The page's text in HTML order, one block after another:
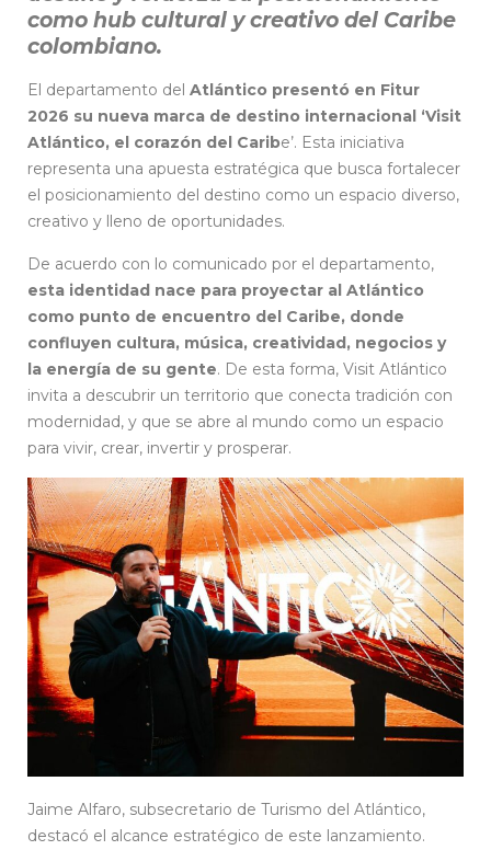
como hub cultural y creativo del Caribe
colombiano.
El departamento del Atlántico presentó en Fitur
2026 su nueva marca de destino internacional ‘Visit
Atlántico, el corazón del Caribe’. Esta iniciativa
representa una apuesta estratégica que busca fortalecer
el posicionamiento del destino como un espacio diverso,
creativo y lleno de oportunidades.
De acuerdo con lo comunicado por el departamento,
esta identidad nace para proyectar al Atlántico
como punto de encuentro del Caribe, donde
confluyen cultura, música, creatividad, negocios y
la energía de su gente. De esta forma, Visit Atlántico
invita a descubrir un territorio que conecta tradición con
modernidad, y que se abre al mundo como un espacio
para vivir, crear, invertir y prosperar.
Jaime Alfaro, subsecretario de Turismo del Atlántico,
destacó el alcance estratégico de este lanzamiento.